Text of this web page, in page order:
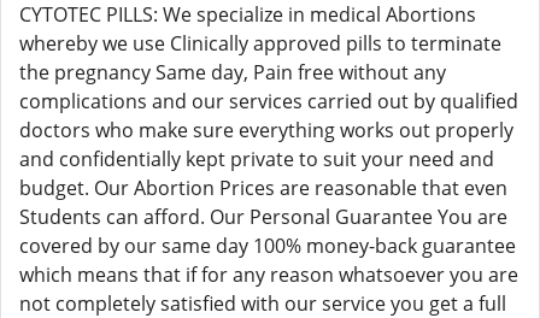
CYTOTEC PILLS: We specialize in medical Abortions
whereby we use Clinically approved pills to terminate
the pregnancy Same day, Pain free without any
complications and our services carried out by qualified
doctors who make sure everything works out properly
and confidentially kept private to suit your need and
budget. Our Abortion Prices are reasonable that even
Students can afford. Our Personal Guarantee You are
covered by our same day 100% money-back guarantee
which means that if for any reason whatsoever you are
not completely satisfied with our service you get a full